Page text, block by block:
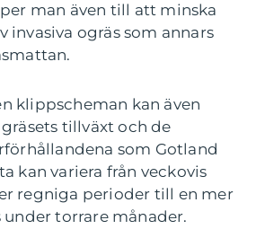
man även till att minska
invasiva ogräs som annars
klippscheman kan även
tillväxt och de
som Gotland
kan variera från veckovis
regniga perioder till en mer
under torrare månader.